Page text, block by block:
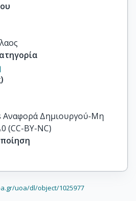
Αναφορά Δημιουργού-Μη
(CC-BY-NC)
uoa/dl/object/1025977